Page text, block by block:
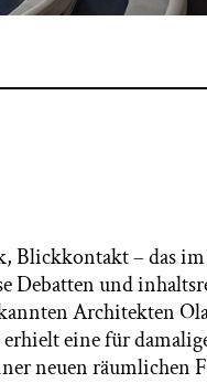
Blickkontakt – das
Debatten und
Architekten
eine für
neuen